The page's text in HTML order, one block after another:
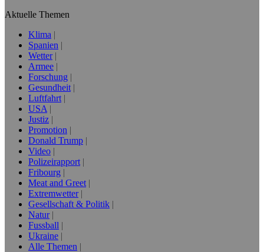
Aktuelle Themen
Klima
Spanien
Wetter
Armee
Forschung
Gesundheit
Luftfahrt
USA
Justiz
Promotion
Donald Trump
Video
Polizeirapport
Fribourg
Meat and Greet
Extremwetter
Gesellschaft & Politik
Natur
Fussball
Ukraine
Alle Themen